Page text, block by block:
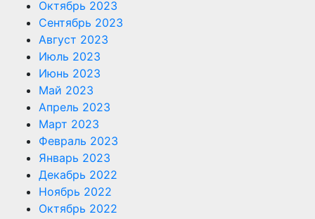
Октябрь 2023
Сентябрь 2023
Август 2023
Июль 2023
Июнь 2023
Май 2023
Апрель 2023
Март 2023
Февраль 2023
Январь 2023
Декабрь 2022
Ноябрь 2022
Октябрь 2022